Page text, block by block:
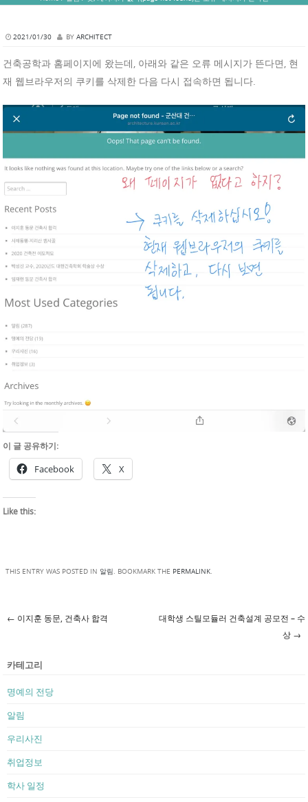
2021/01/30 BY ARCHITECT
건축공학과 홈페이지에 왔는데, 아래와 같은 오류 메시지가 뜬다면, 현
재 웹브라우저의 쿠키를 삭제한 다음 다시 접속하면 됩니다.
이 글 공유하기:
Facebook X
Like this:
THIS ENTRY WAS POSTED IN 알림. BOOKMARK THE PERMALINK.
← 이지훈 동문, 건축사 합격
대학생 스틸모듈러 건축설계 공모전 – 수
상 →
카테고리
명예의 전당
알림
우리사진
취업정보
학사 일정